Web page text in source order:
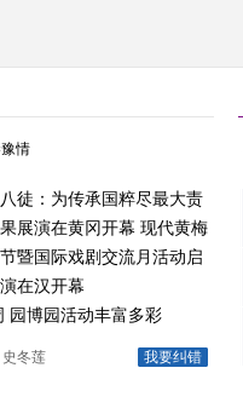
情
徒：为传承国粹尽最大责
展演在黄冈开幕 现代黄梅
暨国际戏剧交流月活动启
在汉开幕
园博园活动丰富多彩
我要纠错
冬莲